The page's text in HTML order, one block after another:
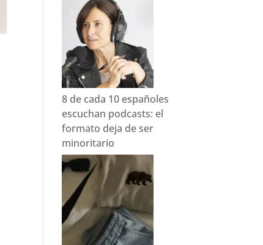
8 de cada 10 españoles
escuchan podcasts: el
formato deja de ser
minoritario